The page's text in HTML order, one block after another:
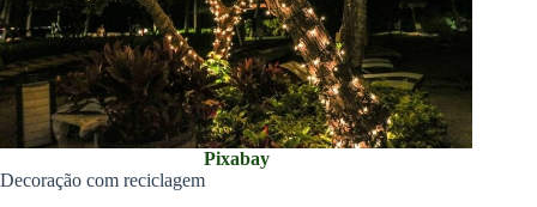
Pixabay
Decoração com reciclagem